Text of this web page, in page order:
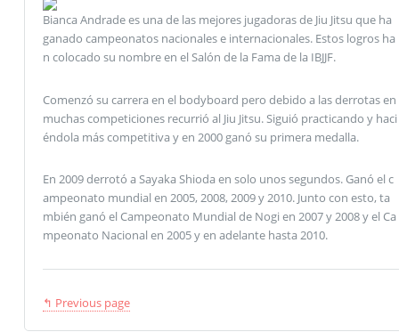
Bianca Andrade es una de las mejores jugadoras de Jiu Jitsu que ha
ganado campeonatos nacionales e internacionales. Estos logros ha
n colocado su nombre en el Salón de la Fama de la IBJJF.
Comenzó su carrera en el bodyboard pero debido a las derrotas en
muchas competiciones recurrió al Jiu Jitsu. Siguió practicando y haci
éndola más competitiva y en 2000 ganó su primera medalla.
En 2009 derrotó a Sayaka Shioda en solo unos segundos. Ganó el c
ampeonato mundial en 2005, 2008, 2009 y 2010. Junto con esto, ta
mbién ganó el Campeonato Mundial de Nogi en 2007 y 2008 y el Ca
mpeonato Nacional en 2005 y en adelante hasta 2010.
↰ Previous page